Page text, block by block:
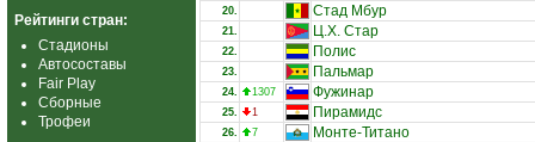
Рейтинги стран:
Стадионы
Автосоставы
Fair Play
Сборные
Трофеи
20. Стад Мбур
21. Ц.Х. Стар
22. Полис
23. Пальмар
24. 1307 Фужинар
25. 1 Пирамидс
26. 7 Монте-Титано